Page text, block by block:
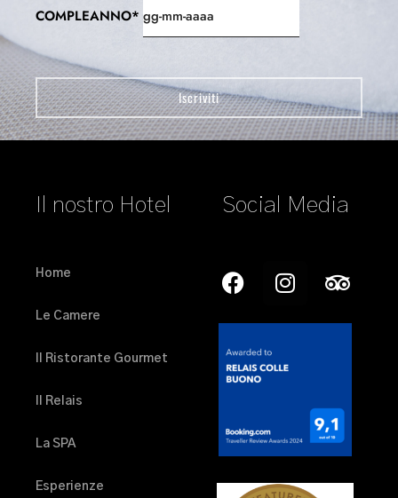
COMPLEANNO*
Il nostro Hotel
Home
Le Camere
Il Ristorante Gourmet
Il Relais
La SPA
Esperienze
Social Media